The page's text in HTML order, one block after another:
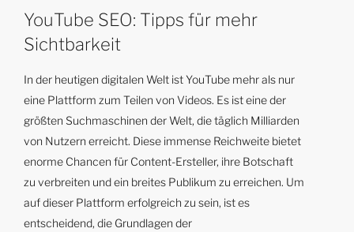
YouTube SEO: Tipps für mehr
Sichtbarkeit
In der heutigen digitalen Welt ist YouTube mehr als nur
eine Plattform zum Teilen von Videos. Es ist eine der
größten Suchmaschinen der Welt, die täglich Milliarden
von Nutzern erreicht. Diese immense Reichweite bietet
enorme Chancen für Content-Ersteller, ihre Botschaft
zu verbreiten und ein breites Publikum zu erreichen. Um
auf dieser Plattform erfolgreich zu sein, ist es
entscheidend, die Grundlagen der